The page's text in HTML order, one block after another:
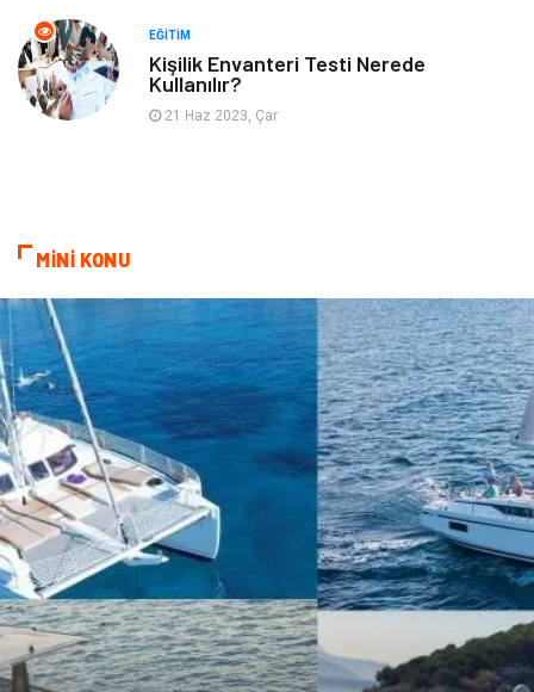
EĞITIM
Kişilik Envanteri Testi Nerede
Kullanılır?
21 Haz 2023, Çar
MİNİ KONU